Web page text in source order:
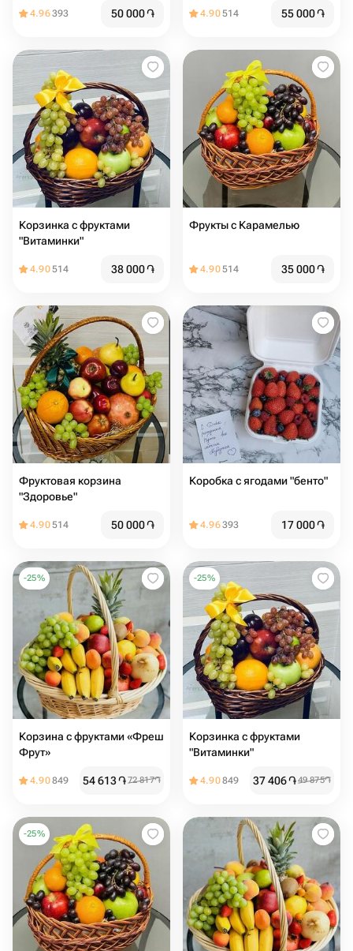
4.96393 50 000֏ 4.90514 55 000֏
Корзинка с фруктами
"Витаминки"
4.90514 38 000֏
Фрукты с Карамелью
4.90514 35 000֏
Фруктовая корзина
"Здоровье"
4.90514 50 000֏
Коробка с ягодами "бенто"
4.96393 17 000֏
-25%
Корзина с фруктами «Фреш
Фрут»
4.90849 54 613֏72 817֏
-25%
Корзинка с фруктами
"Витаминки"
4.90849 37 406֏49 875֏
-25%